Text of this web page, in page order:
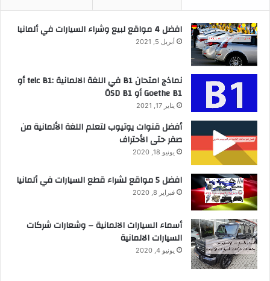
افضل 4 مواقع لبيع وشراء السيارات في ألمانيا
أبريل 5, 2021
نماذج امتحان B1 في اللغة الالمانية :telc B1 أو
Goethe B1 أو ÖSD B1
يناير 17, 2021
أفضل قنوات يوتيوب لتعلم اللغة الألمانية من
صفر حتى الأحتراف
يونيو 18, 2020
افضل 5 مواقع لشراء قطع السيارات في ألمانيا
فبراير 8, 2020
أسماء السيارات الالمانية – وشعارات شركات
السيارات الالمانية
يونيو 4, 2020